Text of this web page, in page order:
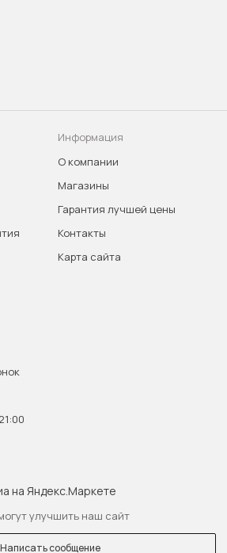
Информация
О компании
Магазины
Гарантия лучшей цены
Контакты
Карта сайта
улучшить наш сайт
Написать сообщение